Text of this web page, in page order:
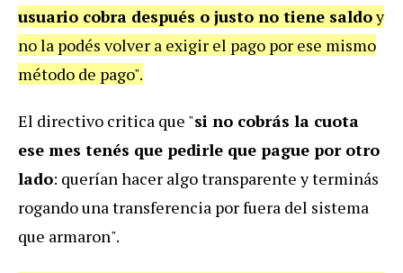
usuario cobra después o justo no tiene saldoy
no la podés volver a exigir el pago por ese mismo
método de pago".
El directivo critica que "si no cobrás la cuota
ese mes tenés que pedirle que pague por otro
lado: querían hacer algo transparente y terminás
rogando una transferencia por fuera del sistema
que armaron".